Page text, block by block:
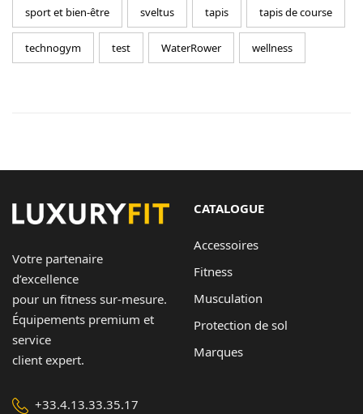
sport et bien-être sveltus tapis tapis de course
technogym test WaterRower wellness
Votre partenaire
d’excellence
pour un fitness sur-mesure.
Équipements premium et
service
client expert.
+33.4.13.33.35.17
CATALOGUE
Accessoires
Fitness
Musculation
Protection de sol
Marques